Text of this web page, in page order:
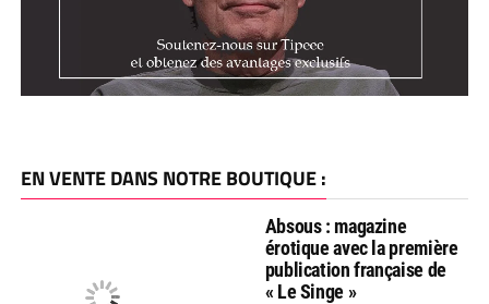
EN VENTE DANS NOTRE BOUTIQUE :
Absous : magazine
érotique avec la première
publication française de
« Le Singe »